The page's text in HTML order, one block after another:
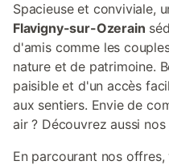
Spacieuse et conviviale,
Flavigny-sur-Ozerain
d'amis comme les
nature et de patrimoine.
paisible et d'un accès
aux sentiers. Envie de
air ? Découvrez aussi nos
En parcourant nos